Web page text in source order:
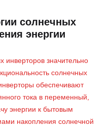
солнечных
энергии
инверторов значительно
солнечных
обеспечивают
тока в переменный,
энергии к бытовым
накопления солнечной